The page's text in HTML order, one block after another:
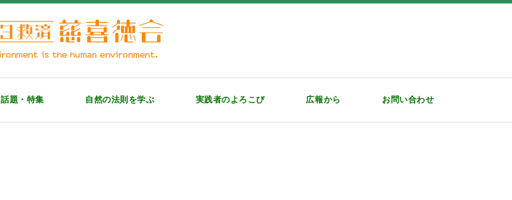
話題・特集 自然の法則を学ぶ 実践者のよろこび 広報から お問い合わせ